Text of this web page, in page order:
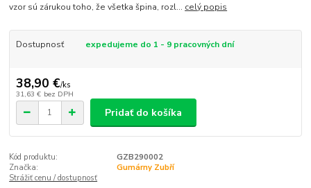
vzor sú zárukou toho, že všetka špina, rozl... celý popis
Dostupnosť expedujeme do 1 - 9 pracovných dní
38,90 €/ks
31,63 € bez DPH
Pridať do košíka
Kód produktu:
GZB290002
Značka:
Gumárny Zubří
Strážiť cenu / dostupnosť